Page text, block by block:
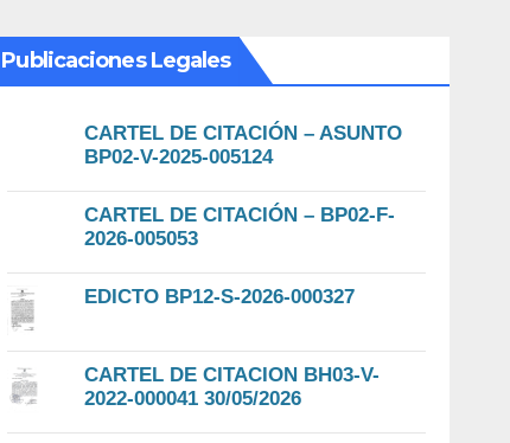
Publicaciones Legales
CARTEL DE CITACIÓN – ASUNTO
BP02-V-2025-005124
CARTEL DE CITACIÓN – BP02-F-
2026-005053
EDICTO BP12-S-2026-000327
CARTEL DE CITACION BH03-V-
2022-000041 30/05/2026